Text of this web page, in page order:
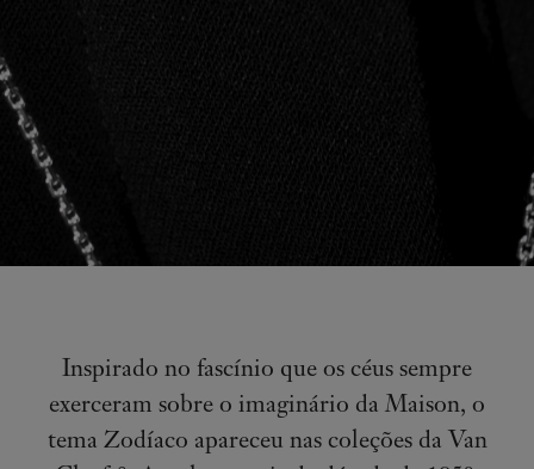
Inspirado no fascínio que os céus sempre
exerceram sobre o imaginário da Maison, o
tema Zodíaco apareceu nas coleções da Van